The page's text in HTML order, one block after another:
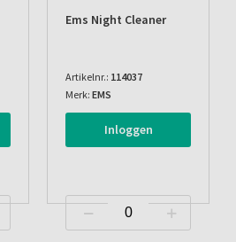
Ems Night Cleaner
Artikelnr.: 114037
Merk: EMS
Inloggen